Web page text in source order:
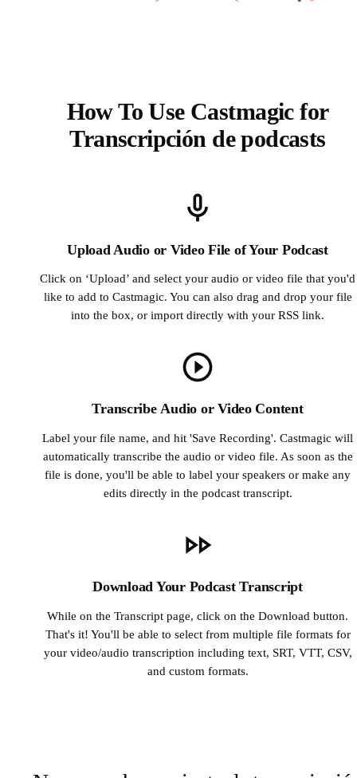
How To Use Castmagic for
Transcripción de podcasts
Upload Audio or Video File of Your Podcast
Click on ‘Upload’ and select your audio or video file that you'd
like to add to Castmagic. You can also drag and drop your file
into the box, or import directly with your RSS link.
Transcribe Audio or Video Content
Label your file name, and hit 'Save Recording'. Castmagic will
automatically transcribe the audio or video file. As soon as the
file is done, you'll be able to label your speakers or make any
edits directly in the podcast transcript.
Download Your Podcast Transcript
While on the Transcript page, click on the Download button.
That's it! You'll be able to select from multiple file formats for
your video/audio transcription including text, SRT, VTT, CSV,
and custom formats.